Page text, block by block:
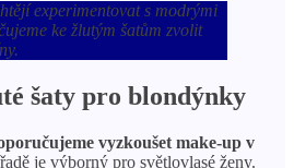
experimentovat s modrými
ke žlutým šatům zvolit
šaty pro blondýnky
vyzkoušet make-up v
je výborný pro světlovlasé ženy.